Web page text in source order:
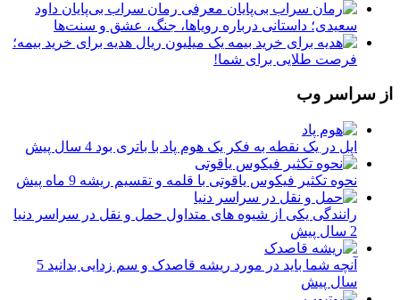
معرفی رمان سراب بی‌پایان داود
سعیدی؛ داستانی درباره رویاها، جنگ، عشق و سنت‌ها
یک میلیون ریال هدیه برای خرید بیمه؛
فرصت طلایی برای شما!
از سراسر وب
اپل در یک نقطه به فکر یک هوم پاد با باتری بود 4 سال پیش
نحوه تکثیر فیکوس یاقوتی با قلمه و تقسیم ریشه 9 ماه پیش
رانندگی یکی از شیوه های متداول حمل و نقل در سراسر دنیا
2 سال پیش
آنچه شما باید در مورد ریشه قاصدک و سم زدایی بدانید 5
سال پیش